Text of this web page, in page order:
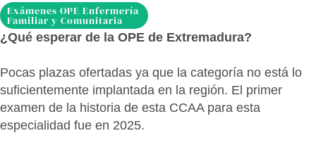
Exámenes OPE Enfermería
Familiar y Comunitaria
¿Qué esperar de la OPE de Extremadura?
Pocas plazas ofertadas ya que la categoría no está lo
suficientemente implantada en la región. El primer
examen de la historia de esta CCAA para esta
especialidad fue en 2025.